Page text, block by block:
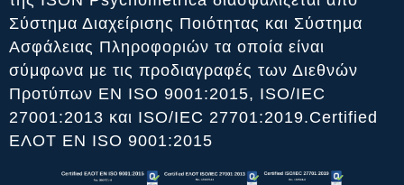
Σύστημα Διαχείρισης Ποιότητας και Σύστημα
Ασφάλειας Πληροφοριών τα οποία είναι
σύμφωνα με τις προδιαγραφές των Διεθνών
Προτύπων ΕΝ ISO 9001:2015, ISO/IEC
27001:2013 και ISO/IEC 27701:2019.Certified
ΕΛΟΤ ΕΝ ISO 9001:2015